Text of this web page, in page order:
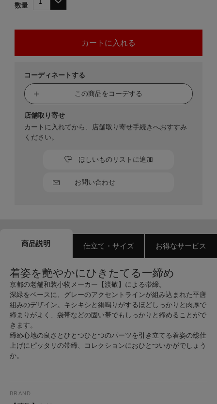
数量
コーディネートする
この商品をコーデする
お問い合わせ
ほしいものリストに追加
店舗取り寄せ
カートに入れてから、店舗取り寄せ手続きへおすすみ
ください。
商品説明 仕立て・サイズ お得なサービス
着姿を艶やかにひきたてる一締め
京都の老舗和装小物メーカー【渡敬】による帯締。
深緑をベースに、グレーのアクセントラインが組み込まれた平唐
組みのデザイン。キシキシと絹鳴りがするほどしっかりと肉厚で
締まりがよく、袋帯などの固い帯でもしっかりと締めることがで
きます。
締め心地の良さとひとつひとつのパーツを引き立てる着姿の総仕
上げにピッタリの帯締、コレクションにおひとついかがでしょう
か。
BRAND